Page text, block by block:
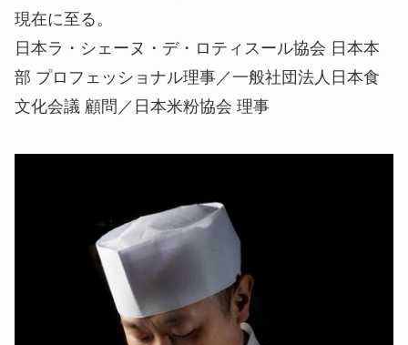
現在に至る。
日本ラ・シェーヌ・デ・ロティスール協会 日本本
部 プロフェッショナル理事／一般社団法人日本食
文化会議 顧問／日本米粉協会 理事